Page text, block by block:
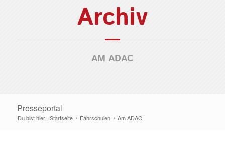
Archiv
AM ADAC
Presseportal
Du bist hier: Startseite / Fahrschulen / Am ADAC